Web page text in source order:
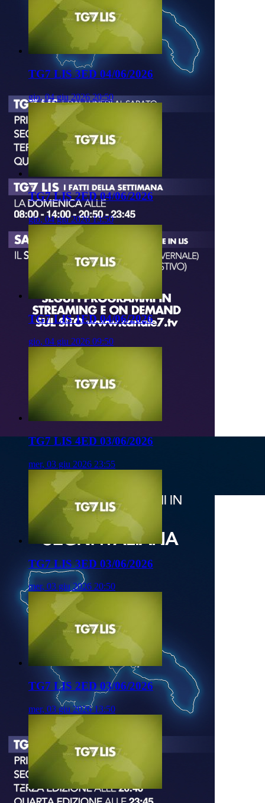
TG7 LIS 3ED 04/06/2026
gio, 04 giu 2026 20:50
TG7 LIS 2ED 04/06/2026
gio, 04 giu 2026 13:50
TG7 LIS 1ED 04/06/2026
gio, 04 giu 2026 09:50
TG7 LIS 4ED 03/06/2026
mer, 03 giu 2026 23:55
TG7 LIS 3ED 03/06/2026
mer, 03 giu 2026 20:50
TG7 LIS 2ED 03/06/2026
mer, 03 giu 2026 13:50